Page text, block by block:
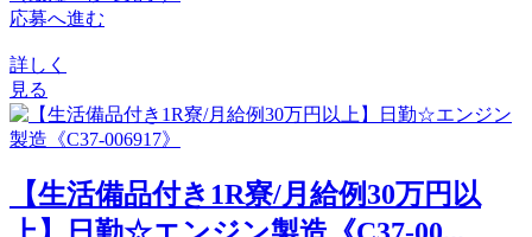
応募へ進む
詳しく
見る
【生活備品付き1R寮/月給例30万円以